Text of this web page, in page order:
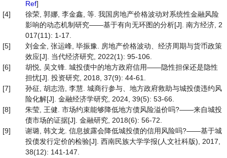
Ref]
[4]
徐荣, 郭娜, 李金鑫, 等. 我国房地产价格波动对系统性金融风险
影响的动态机制研究——基于有向无环图的分析[J]. 南方经济, 2
017(11): 1-17.
[5]
刘金全, 张运峰, 毕振豫. 房地产价格波动、经济周期与货币政策
效应[J]. 当代经济研究, 2022(1): 95-106.
[6]
胡悦, 吴文锋. 城投债中的地方政府信用——隐性担保还是隐性
担忧[J]. 投资研究, 2018, 37(9): 44-61.
[7]
孙征, 胡志浩, 李慧. 城商行参与、地方政府救助与城投债违约风
险化解[J]. 金融经济学研究, 2024, 39(5): 53-66.
[8]
朱莹, 王健. 市场约束能够降低地方债风险溢价吗?——来自城投
债市场的证据[J]. 金融研究, 2018(6): 56-72.
[9]
谢璐, 韩文龙. 信息披露会降低城投债的信用风险吗?——基于城
投债发行定价的检验[J]. 西南民族大学学报(人文社科版), 2017,
38(12): 141-147.